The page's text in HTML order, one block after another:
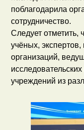
поблагодарила
сотрудничество.
Следует отметить,
учёных,
организаций,
учреждений из